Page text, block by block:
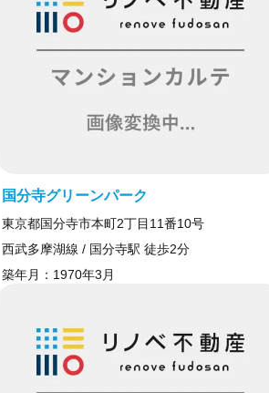
国分寺グリーンパーク
東京都国分寺市本町2丁目11番10号
西武多摩湖線 / 国分寺駅 徒歩2分
築年月： 1970年3月